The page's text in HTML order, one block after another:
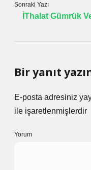
Sonraki Yazı
İThalat Gümrük
Bir yanıt
E-posta adresiniz
ile işaretlenmişlerdir
Yorum